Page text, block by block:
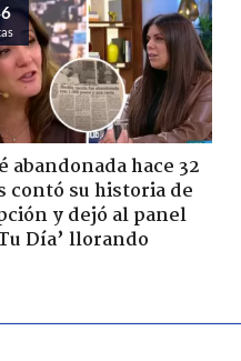
abandonada hace 32
contó su historia de
y dejó al panel
Día’ llorando